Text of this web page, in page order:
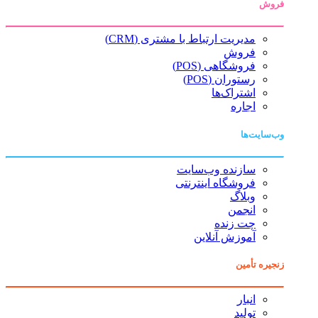
فروش
مدیریت ارتباط با مشتری (CRM)
فروش
فروشگاهی (POS)
رستوران (POS)
اشتراک‌ها
اجاره
وب‌سایت‌ها
سازنده وب‌سایت
فروشگاه اینترنتی
وبلاگ
انجمن
چت زنده
آموزش آنلاین
زنجیره تأمین
انبار
تولید